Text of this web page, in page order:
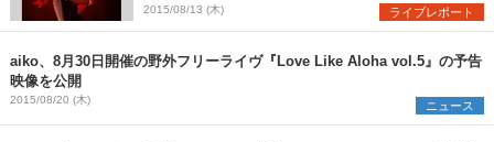
2015/08/13 (木) ライブレポート
aiko、8月30日開催の野外フリーライヴ『Love Like Aloha vol.5』の予告
映像を公開
2015/08/20 (木) ニュース